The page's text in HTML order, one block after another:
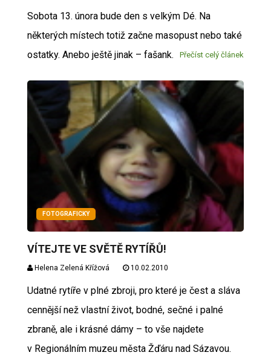
Sobota 13. února bude den s velkým Dé. Na
některých místech totiž začne masopust nebo také
ostatky. Anebo ještě jinak – fašank.
Přečíst celý článek
FOTOGRAFICKY
VÍTEJTE VE SVĚTĚ RYTÍŘŮ!
Helena Zelená Křížová 10.02.2010
Udatné rytíře v plné zbroji, pro které je čest a sláva
cennější než vlastní život, bodné, sečné i palné
zbraně, ale i krásné dámy – to vše najdete
v Regionálním muzeu města Žďáru nad Sázavou.